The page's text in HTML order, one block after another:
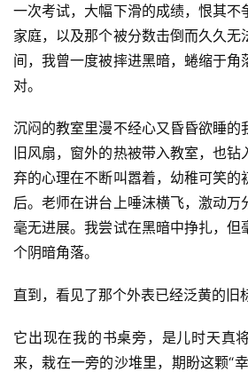
一次考试，大幅下滑的成绩，恨其不
家庭，以及那个被分数击倒而久久无
间，我曾一度被摔进黑暗，蜷缩于角
对。
沉闷的教室里漫不经心又昏昏欲睡的
旧风扇，窗外的热被带入教室，也钻
弃的心理在不断叫嚣着，幼稚可笑的
后。老师在讲台上唾沫横飞，激动万
毫无进展。我尝试在黑暗中挣扎，但
个阴暗角落。
直到，看见了那个外表已经泛黄的旧
它出现在我的书桌旁，是儿时天真
来，栽在一旁的沙堆里，期盼这颗“